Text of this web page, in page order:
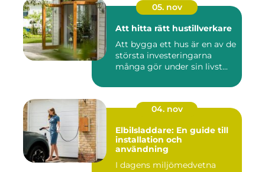
05. nov
Att hitta rätt hustillverkare
Att bygga ett hus är en av de
största investeringarna
många gör under sin livst...
04. nov
Elbilsladdare: En guide till
installation och
användning
I dagens miljömedvetna